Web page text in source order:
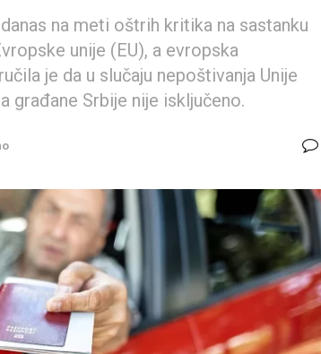
na meti oštrih kritika na sastanku
unije (EU), a evropska
je da u slučaju nepoštivanja Unije
građane Srbije nije isključeno.